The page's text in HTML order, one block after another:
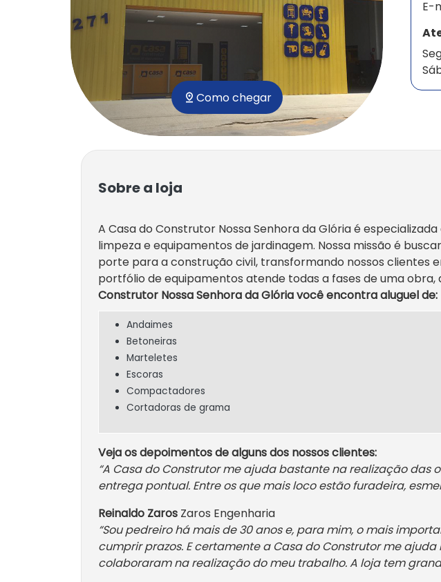
Como chegar
E-
Sobre a loja
A Casa do Construtor Nossa Senhora da Glória é
limpeza e equipamentos de jardinagem. Nossa missão é
porte para a construção civil, transformando nossos clientes
portfólio de equipamentos atende todas a fases de uma
Construtor Nossa Senhora da Glória você encontra aluguel de:
Andaimes
Betoneiras
Marteletes
Escoras
Compactadores
Cortadoras de grama
Veja os depoimentos de alguns dos nossos clientes:
“A Casa do Construtor me ajuda bastante na realização
entrega pontual. Entre os que mais loco estão furadeira,
Reinaldo Zaros Zaros Engenharia
“Sou pedreiro há mais de 30 anos e, para mim, o mais
cumprir prazos. E certamente a Casa do Construtor me
colaboraram na realização do meu trabalho. A loja tem